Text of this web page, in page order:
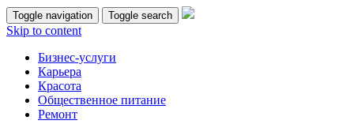
Toggle navigation Toggle search
Skip to content
Бизнес-услуги
Карьера
Красота
Общественное питание
Ремонт